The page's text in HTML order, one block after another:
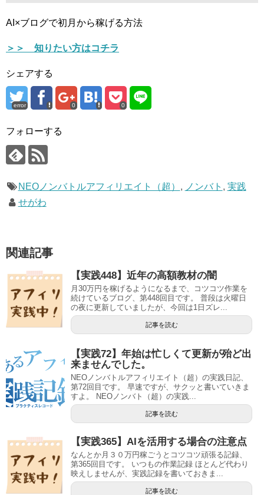
AI×ブログで初月から稼げる方法
＞＞ 知りたい方はコチラ
シェアする
error 0 0
フォローする
NEOノンバトルアフィリエイト（超） , ノンバト , 実践
せがわ
関連記事
【実践448】近年の高額教材の闇
月30万円を稼げるようになるまで、コツコツ作業を
続けているブログ、第448回目です。 普段は火曜日
の夜に更新していましたが、今回は1日ズレ...
記事を読む
【実践72】年始は忙しくて更新が殆ど出
来ませんでした。
NEOノンバトルアフィリエイト（超）の実践日記、
第72回目です。 早速ですが、サクッと書いていきま
すよ。 NEOノンバト（超）の実践...
記事を読む
【実践365】AIを活用する場合の注意点
なんとか月３０万円稼ごうとコツコツ頑張る記録、
第365回目です。 いつもの作業記録 ほとんど代わり
映えしませんが、実践記録を書いておきま...
記事を読む